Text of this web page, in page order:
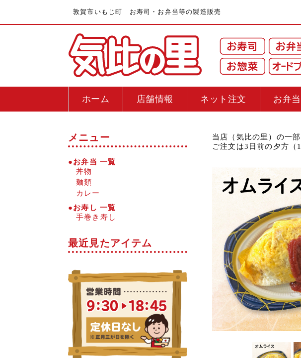
敦賀市いもじ町 お寿司・お弁当等の製造販売
ホーム 店舗情報 ネット注文 お弁当
当店（気比の里）の一
ご注文は3日前の夕方（
メニュー
●お弁当 一覧
丼物
麺類
カレー
●お寿し 一覧
手巻き寿し
最近見たアイテム